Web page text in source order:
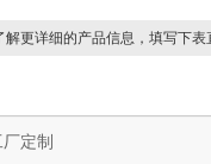
解更详细的产品信息，填写下表